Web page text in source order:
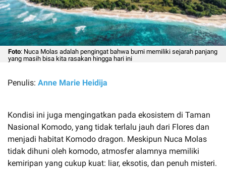
Foto: Nuca Molas adalah pengingat bahwa bumi memiliki sejarah panjang
yang masih bisa kita rasakan hingga hari ini
Penulis: Anne Marie Heidija
Kondisi ini juga mengingatkan pada ekosistem di Taman
Nasional Komodo, yang tidak terlalu jauh dari Flores dan
menjadi habitat Komodo dragon. Meskipun Nuca Molas
tidak dihuni oleh komodo, atmosfer alamnya memiliki
kemiripan yang cukup kuat: liar, eksotis, dan penuh misteri.